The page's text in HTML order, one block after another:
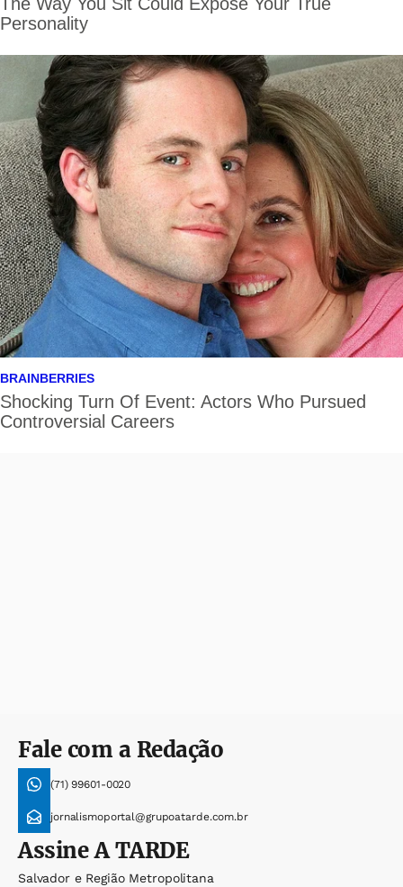
Fale com a Redação
(71) 99601-0020
jornalismoportal@grupoatarde.com.br
AssineA TARDE
Salvador e Região Metropolitana